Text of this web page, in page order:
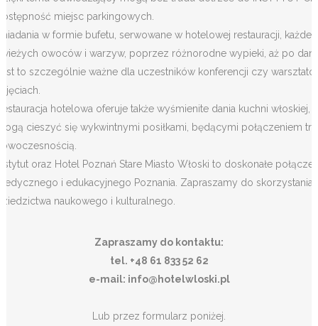
miejsc parkingowych.
w formie bufetu, serwowane w hotelowej restauracji,
owoców i warzyw, poprzez różnorodne wypieki, aż po
to szczególnie ważne dla uczestników konferencji czy
hotelowa oferuje także wyśmienite dania kuchni
cieszyć się wykwintnymi posiłkami, będącymi połączeniem
oraz Hotel Poznań Stare Miasto Włoski to doskonałe
i edukacyjnego Poznania. Zapraszamy do
naukowego i kulturalnego.
Zapraszamy do kontaktu:
tel. +48 61 833 52 62
e-mail: info@hotelwloski.pl
Lub przez formularz poniżej.